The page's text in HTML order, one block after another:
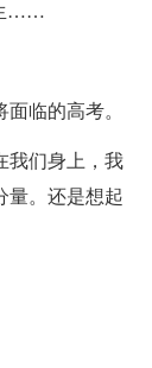
……
临的高考。
我们身上，我
量。还是想起